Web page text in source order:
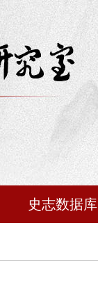
史志数据库